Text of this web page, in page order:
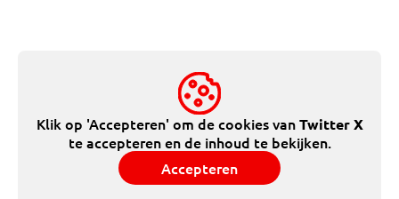
Klik op 'Accepteren' om de cookies vanTwitter X
te accepteren en de inhoud te bekijken.
Accepteren